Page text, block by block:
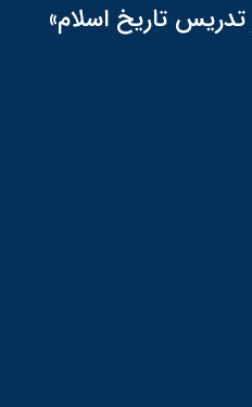
تدریس تاریخ اسلام»